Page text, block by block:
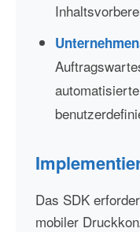
Das SDK
mobiler